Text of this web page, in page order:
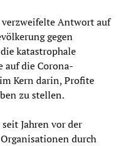
verzweifelte Antwort auf
gegen
katastrophale
auf die Corona-
Kern darin, Profite
zu stellen.
Jahren vor der
durch